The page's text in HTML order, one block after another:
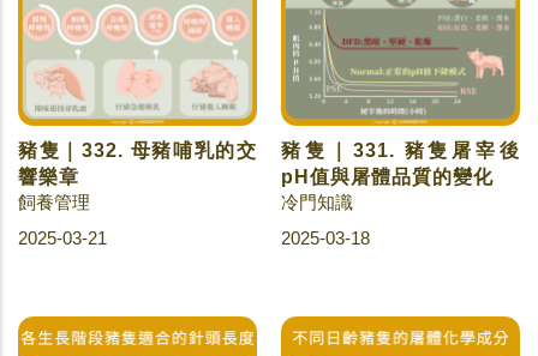
豬隻｜332. 母豬哺乳的交
響樂章
飼養管理
2025-03-21
豬隻｜331. 豬隻屠宰後
pH值與屠體品質的變化
冷門知識
2025-03-18